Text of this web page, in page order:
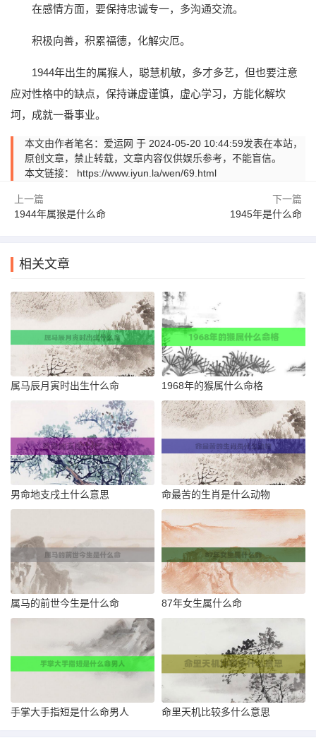
在感情方面，要保持忠诚专一，多沟通交流。
积极向善，积累福德，化解灾厄。
1944年出生的属猴人，聪慧机敏，多才多艺，但也要注意
应对性格中的缺点，保持谦虚谨慎，虚心学习，方能化解坎
坷，成就一番事业。
本文由作者笔名：爱运网 于 2024-05-20 10:44:59发表在本站，
原创文章，禁止转载，文章内容仅供娱乐参考，不能盲信。
本文链接： https://www.iyun.la/wen/69.html
上一篇
1944年属猴是什么命
下一篇
1945年是什么命
相关文章
属马辰月寅时出生什么命 1968年的猴属什么命格
男命地支戌土什么意思 命最苦的生肖是什么动物
属马的前世今生是什么命 87年女生属什么命
手掌大手指短是什么命男人 命里天机比较多什么意思